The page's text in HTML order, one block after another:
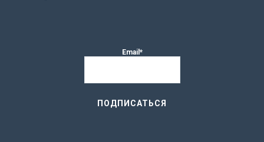
Email*